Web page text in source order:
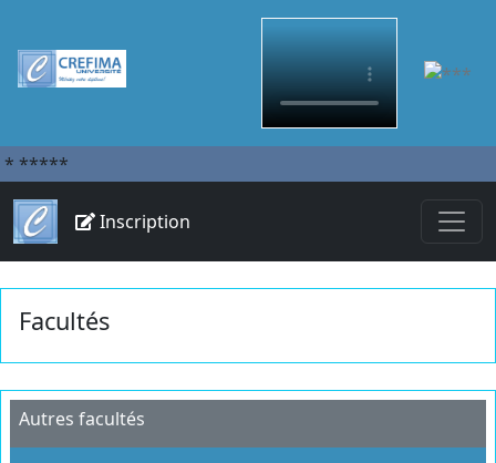
* *****
Inscription
Facultés
Autres facultés